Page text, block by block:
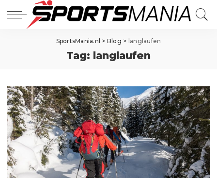
SportsMania.nl > Blog > langlaufen
Tag: langlaufen